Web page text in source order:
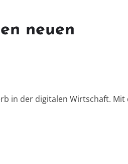
neuen
in der digitalen Wirtschaft. Mit